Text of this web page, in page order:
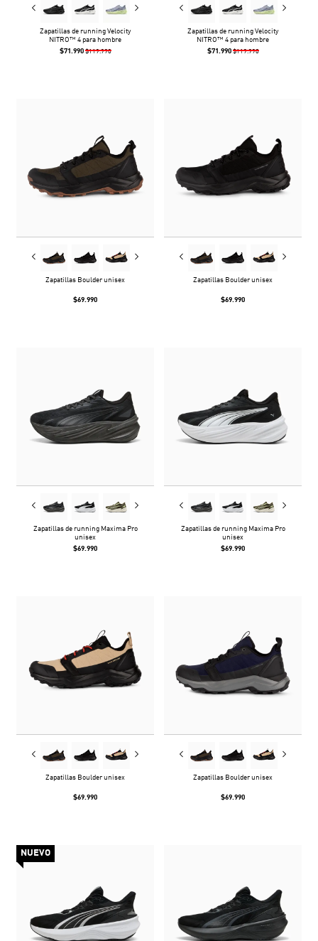
Zapatillas de running Velocity
NITRO™ 4 para hombre
$71.990 $119.990
Zapatillas de running Velocity
NITRO™ 4 para hombre
$71.990 $119.990
Zapatillas Boulder unisex
$69.990
Zapatillas Boulder unisex
$69.990
Zapatillas de running Maxima Pro
unisex
$69.990
Zapatillas de running Maxima Pro
unisex
$69.990
Zapatillas Boulder unisex
$69.990
Zapatillas Boulder unisex
$69.990
NUEVO